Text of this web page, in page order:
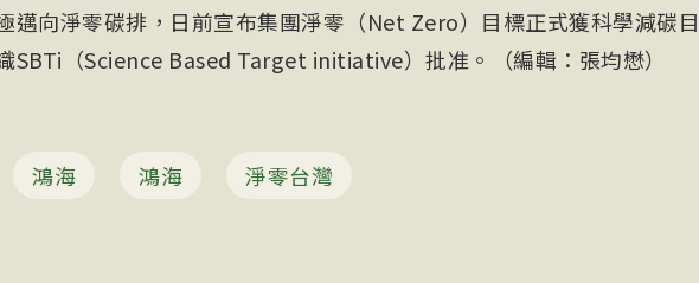
邁向淨零碳排，日前宣布集團淨零（Net Zero）目標正式獲科學減碳目
SBTi（Science Based Target initiative）批准。（編輯：張均懋）
鴻海 鴻海 淨零台灣